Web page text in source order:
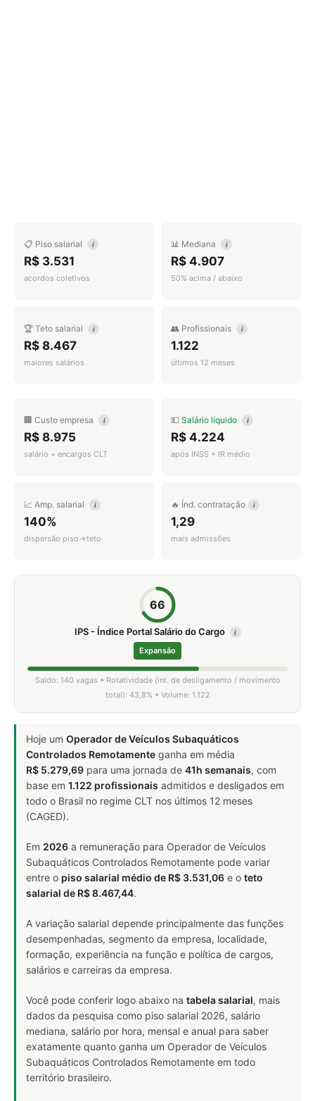
📋 Piso salarial i
R$ 3.531
acordos coletivos
📊 Mediana i
R$ 4.907
50% acima / abaixo
🏆 Teto salarial i
R$ 8.467
maiores salários
👥 Profissionais i
1.122
últimos 12 meses
🏢 Custo empresa i
R$ 8.975
salário + encargos CLT
💵 Salário líquido i
R$ 4.224
após INSS + IR médio
📈 Amp. salarial i
140%
dispersão piso→teto
🔥 Índ. contratação i
1,29
mais admissões
66
IPS - Índice Portal Salário do Cargo i
Expansão
Saldo: 140 vagas • Rotatividade (int. de desligamento / movimento
total): 43,8% • Volume: 1.122
Hoje um Operador de Veículos Subaquáticos
Controlados Remotamente ganha em média
R$ 5.279,69 para uma jornada de 41h semanais, com
base em 1.122 profissionais admitidos e desligados em
todo o Brasil no regime CLT nos últimos 12 meses
(CAGED).
Em 2026 a remuneração para Operador de Veículos
Subaquáticos Controlados Remotamente pode variar
entre o piso salarial médio de R$ 3.531,06 e o teto
salarial de R$ 8.467,44.
A variação salarial depende principalmente das funções
desempenhadas, segmento da empresa, localidade,
formação, experiência na função e política de cargos,
salários e carreiras da empresa.
Você pode conferir logo abaixo na tabela salarial, mais
dados da pesquisa como piso salarial 2026, salário
mediana, salário por hora, mensal e anual para saber
exatamente quanto ganha um Operador de Veículos
Subaquáticos Controlados Remotamente em todo
território brasileiro.